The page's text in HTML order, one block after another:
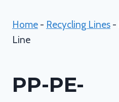
Home - Recycling Lines -
Line
PP-PE-